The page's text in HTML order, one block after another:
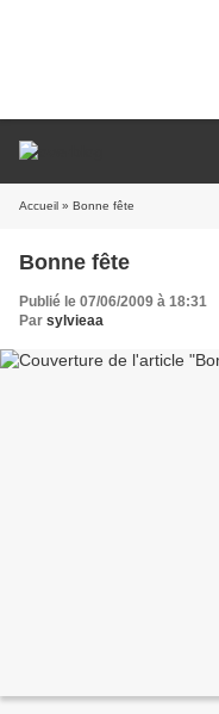
Accueil » Bonne fête
Bonne fête
Publié le 07/06/2009 à 18:31
Par sylvieaa